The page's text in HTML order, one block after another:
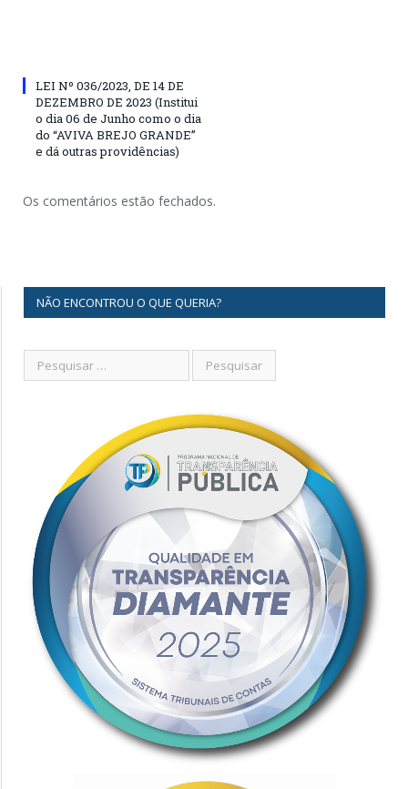
LEI Nº 036/2023, DE 14 DE
DEZEMBRO DE 2023 (Institui
o dia 06 de Junho como o dia
do “AVIVA BREJO GRANDE”
e dá outras providências)
Os comentários estão fechados.
NÃO ENCONTROU O QUE QUERIA?